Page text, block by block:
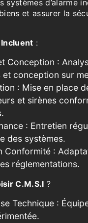
systèmes d’alarme
et assurer la
:
Conception :
et conception sur
: Mise en place
et sirènes
: Entretien
des systèmes.
Conformité :
réglementations.
C.M.S.I ?
Technique :